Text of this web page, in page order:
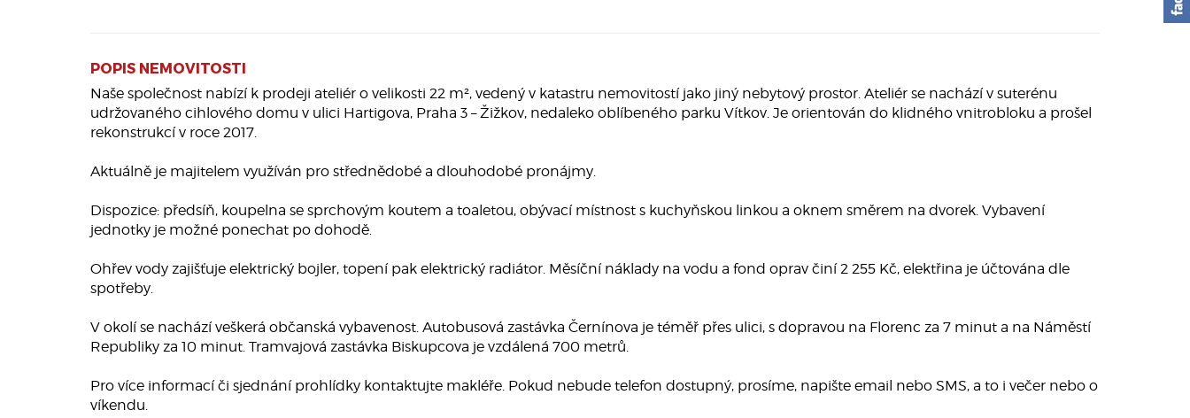
POPIS NEMOVITOSTI
Naše společnost nabízí k prodeji ateliér o velikosti 22 m², vedený v katastru nemovitostí jako jiný nebytový prostor. Ateliér se nachází v suterénu
udržovaného cihlového domu v ulici Hartigova, Praha 3 – Žižkov, nedaleko oblíbeného parku Vítkov. Je orientován do klidného vnitrobloku a prošel
rekonstrukcí v roce 2017.
Aktuálně je majitelem využíván pro střednědobé a dlouhodobé pronájmy.
Dispozice: předsíň, koupelna se sprchovým koutem a toaletou, obývací místnost s kuchyňskou linkou a oknem směrem na dvorek. Vybavení
jednotky je možné ponechat po dohodě.
Ohřev vody zajišťuje elektrický bojler, topení pak elektrický radiátor. Měsíční náklady na vodu a fond oprav činí 2 255 Kč, elektřina je účtována dle
spotřeby.
V okolí se nachází veškerá občanská vybavenost. Autobusová zastávka Černínova je téměř přes ulici, s dopravou na Florenc za 7 minut a na Náměstí
Republiky za 10 minut. Tramvajová zastávka Biskupcova je vzdálená 700 metrů.
Pro více informací či sjednání prohlídky kontaktujte makléře. Pokud nebude telefon dostupný, prosíme, napište email nebo SMS, a to i večer nebo o
víkendu.